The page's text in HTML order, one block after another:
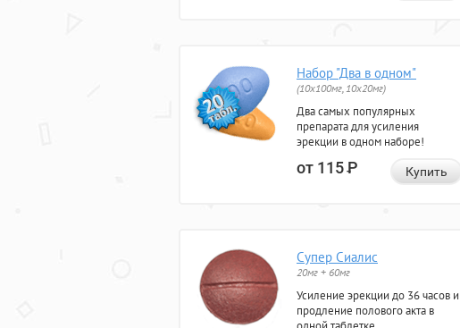
Набор "Два в одном"
(10x100мг, 10x20мг)
Два самых популярных
препарата для усиления
эрекции в одном наборе!
от 115Р Купить
Супер Сиалис
20мг + 60мг
Усиление эрекции до 36 часов и
продление полового акта в